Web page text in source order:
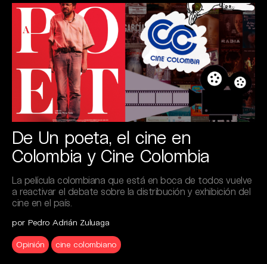
De Un poeta, el cine en
Colombia y Cine Colombia
La película colombiana que está en boca de todos vuelve
a reactivar el debate sobre la distribución y exhibición del
cine en el país.
por Pedro Adrián Zuluaga
Opinión cine colombiano